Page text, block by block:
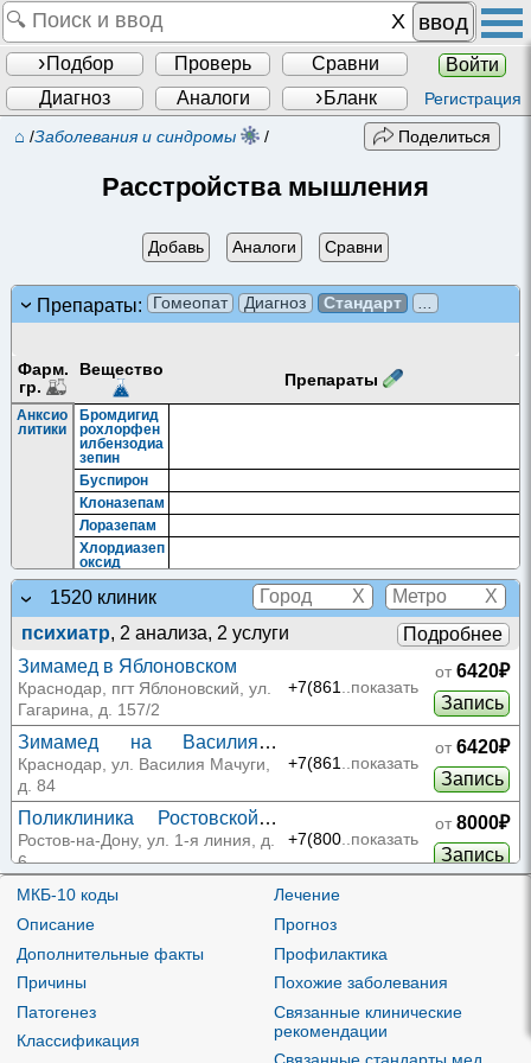
ввод
Подбор Проверь Сравни
Войти
Диагноз
Аналоги Бланк Регистрация
⌂ /Заболевания и синдромы / Поделиться
Расстройства мышления
Добавь Аналоги Сравни
Препараты: Гомеопат Диагноз Стандарт
Фарм.
гр.
Вещество
Препараты
Анксио
литики
Бромдигид
рохлорфен
илбензодиа
зепин
Буспирон
Клоназепам
Лоразепам
Хлордиазеп
оксид
Антиде
пресса
Алпразола
м
Тетриндол
Бенза
миды
Амисульпр
Нейро
лептик
и
Рисперидон
Несел
ективн
ые
ингиби
торы
обратн
ого
захват
а
моноа
минов
Имипрамин
ин
Анафранил |Клофранил |Кломинал
Пипери
ые
одные
иазина
Сонапакс
Тиорил
Селект
ингиби
Пароксетин Актапароксетин|Паксил|Пароксетин-СЗ|
Сертралин
1520 клиник X
X
психиатр, 2 анализа, 2 услуги
Подробнее
Зимамед в Яблоновском
Краснодар, пгт Яблоновский, ул.
Гагарина, д. 157/2
+7(861..показать
от 6420₽
Запись
Зимамед на Василия
Мачуги
Краснодар, ул. Василия Мачуги,
д. 84
+7(861..показать
от 6420₽
Запись
Поликлиника Ростовской
КБ ЮОМЦ ФМБА на 1-й
линии
Ростов-на-Дону, ул. 1-я линия, д.
6
+7(800..показать
от 8000₽
Запись
Стационар больницы РЖД
на Автотранспортной
Волгоград, ул.
Клиника Столица на
Арбате
Москва, Большой Власьевский
+7(499..показать
12080₽
МКБ-10 коды
Описание
Дополнительные факты
Причины
Патогенез
Классификация
Лечение
Прогноз
Профилактика
Похожие заболевания
Связанные клинические
рекомендации